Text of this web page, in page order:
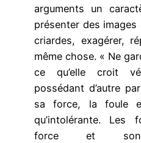
arguments un
présenter des
criardes, exagérer,
même chose. « Ne
ce qu’elle croit
possédant d’autre
sa force, la foule
qu’intolé­rante. Les
force et sont